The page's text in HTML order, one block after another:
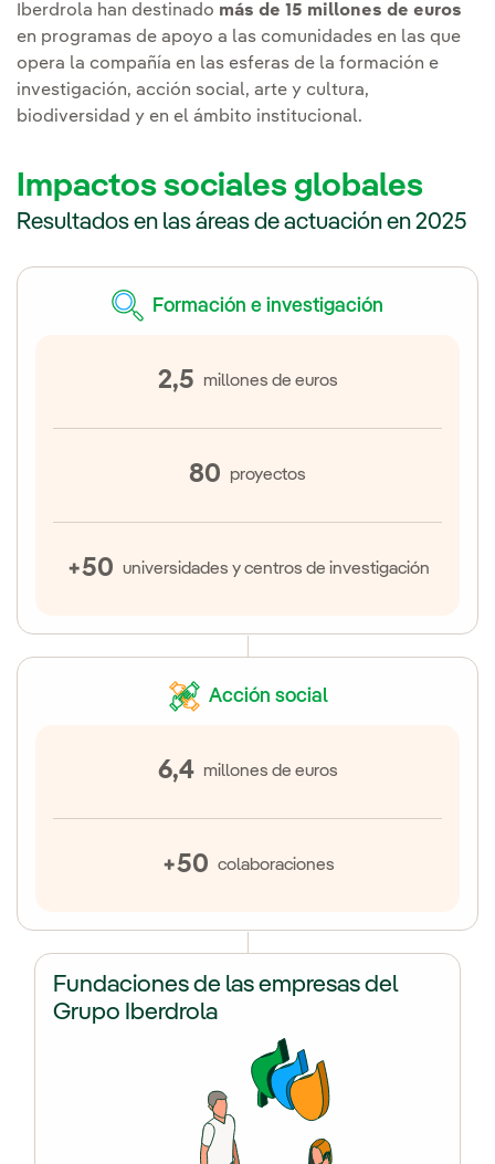
Iberdrola han destinado más de 15 millones de euros
en programas de apoyo a las comunidades en las que
opera la compañía en las esferas de la formación e
investigación, acción social, arte y cultura,
biodiversidad y en el ámbito institucional.
Impactos sociales globales
Resultados en las áreas de actuación en 2025
Formación e investigación
2,5 millones de euros
80 proyectos
+50 universidades y centros de investigación
Acción social
6,4 millones de euros
+50 colaboraciones
Fundaciones de las empresas del
Grupo Iberdrola